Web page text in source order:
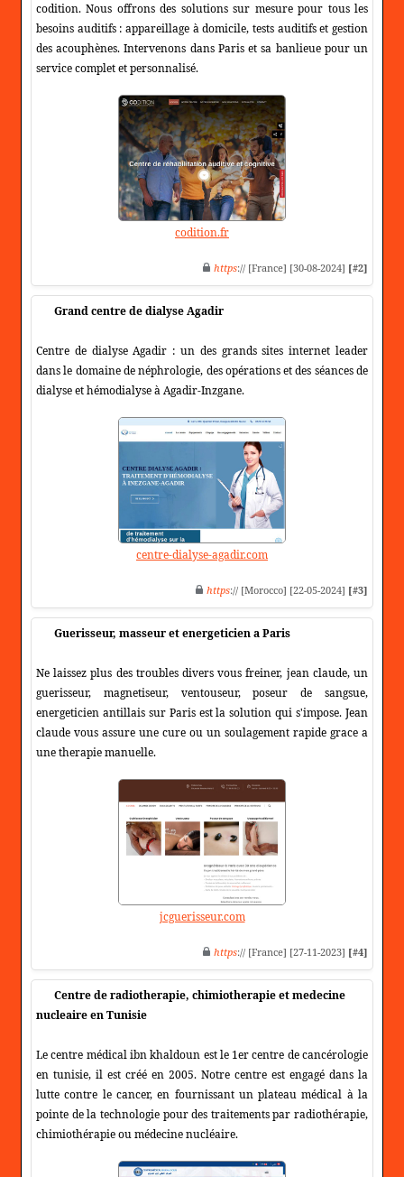
codition. Nous offrons des solutions sur mesure pour tous les
besoins auditifs : appareillage à domicile, tests auditifs et gestion
des acouphènes. Intervenons dans Paris et sa banlieue pour un
service complet et personnalisé.
codition.fr
https:// [France] [30-08-2024] [#2]
Grand centre de dialyse Agadir
Centre de dialyse Agadir : un des grands sites internet leader
dans le domaine de néphrologie, des opérations et des séances de
dialyse et hémodialyse à Agadir-Inzgane.
centre-dialyse-agadir.com
https:// [Morocco] [22-05-2024] [#3]
Guerisseur, masseur et energeticien a Paris
Ne laissez plus des troubles divers vous freiner, jean claude, un
guerisseur, magnetiseur, ventouseur, poseur de sangsue,
energeticien antillais sur Paris est la solution qui s'impose. Jean
claude vous assure une cure ou un soulagement rapide grace a
une therapie manuelle.
jcguerisseur.com
https:// [France] [27-11-2023] [#4]
Centre de radiotherapie, chimiotherapie et medecine
nucleaire en Tunisie
Le centre médical ibn khaldoun est le 1er centre de cancérologie
en tunisie, il est créé en 2005. Notre centre est engagé dans la
lutte contre le cancer, en fournissant un plateau médical à la
pointe de la technologie pour des traitements par radiothérapie,
chimiothérapie ou médecine nucléaire.